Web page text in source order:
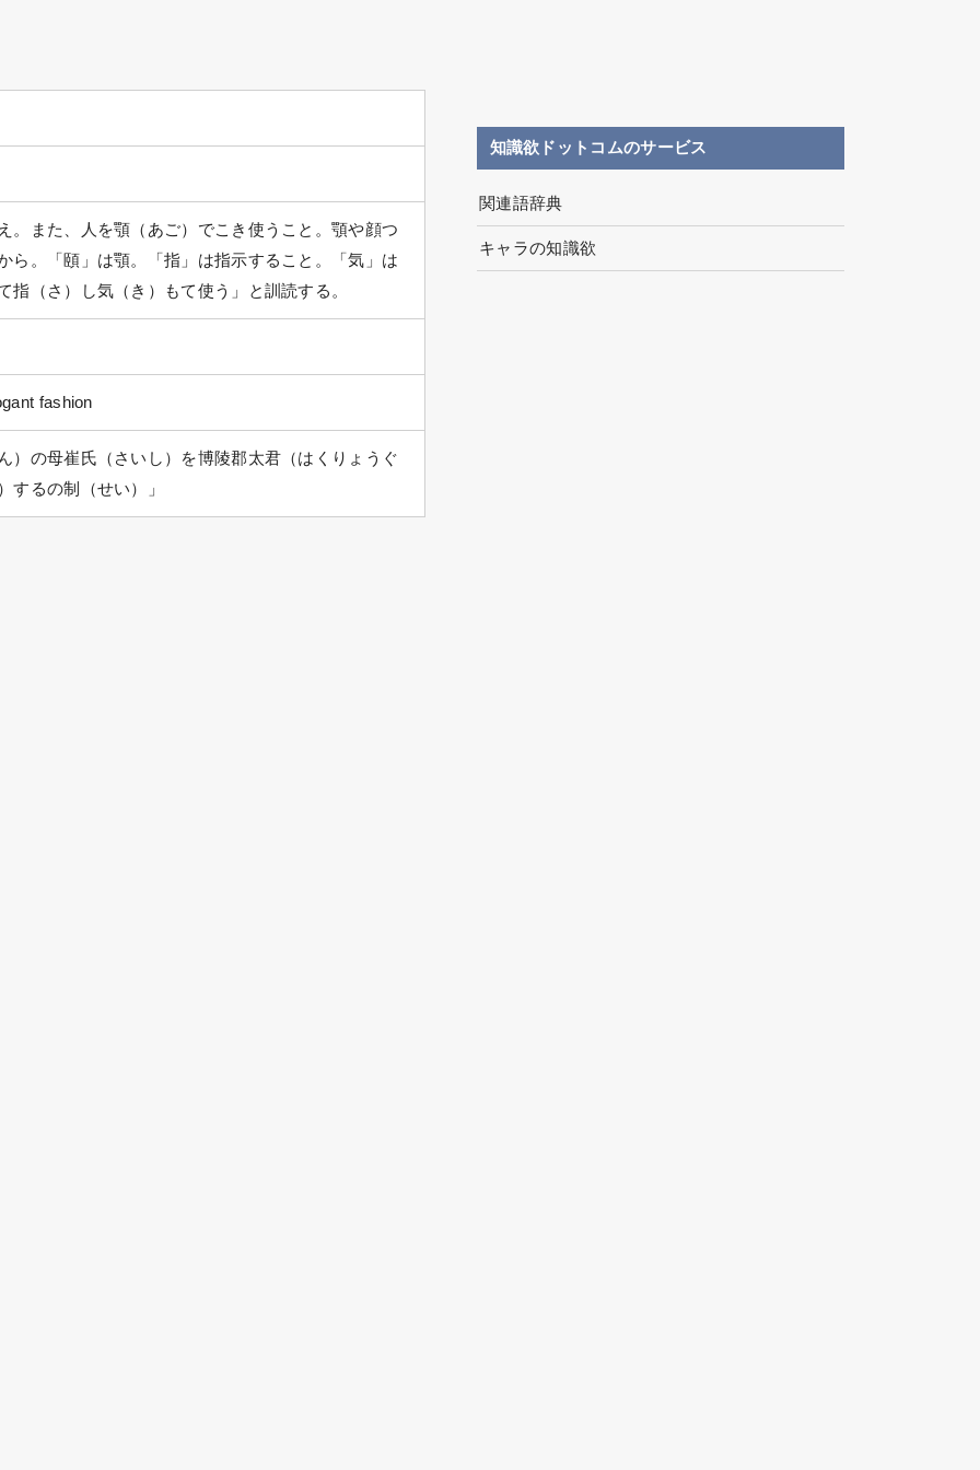
。また、人を顎（あご）でこき使うこと。顎や顔つ
ら。「頤」は顎。「指」は指示すること。「気」は
指（さ）し気（き）もて使う」と訓読する。
fashion
）の母崔氏（さいし）を博陵郡太君（はくりょうぐ
するの制（せい）」
知識欲ドットコムのサービス
関連語辞典
キャラの知識欲